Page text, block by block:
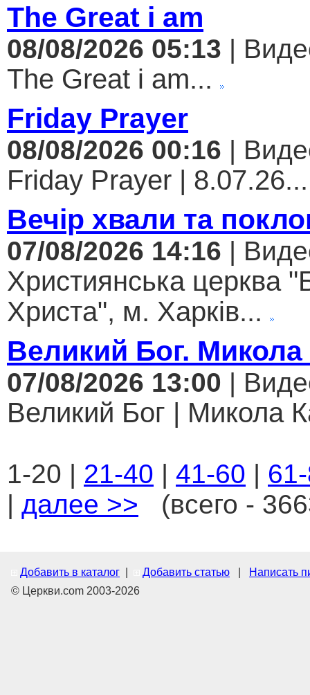
The Great i am
08/08/2026 05:13 |
The Great i am...
Friday Prayer
08/08/2026 00:16 |
Friday Prayer | 8.07.26...
Вечір хвали та
07/08/2026 14:16 |
Християнська церква
Христа", м. Харків...
Великий Бог. Микола
07/08/2026 13:00 |
Великий Бог | Микола
1-20 | 21-40 | 41-60 |
| далее >> (всего -
Добавить в каталог Добавить статью
Написать
© Церкви.com 2003-2026